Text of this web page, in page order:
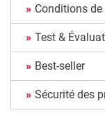
Conditions
Test &
Best-seller
Sécurité des